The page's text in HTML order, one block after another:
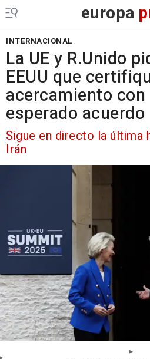
europa
INTERNACIONAL
La UE y R.Unido
EEUU que
acercamiento
esperado acuerdo
Sigue en directo la última
Irán